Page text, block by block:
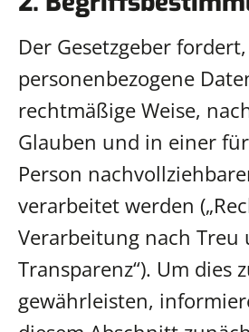
Der Gesetzgeber
personenbezogene
rechtmäßige Weise,
Glauben und in einer
Person
verarbeitet werden
Verarbeitung nach Treu
Transparenz“). Um dies
gewährleisten,